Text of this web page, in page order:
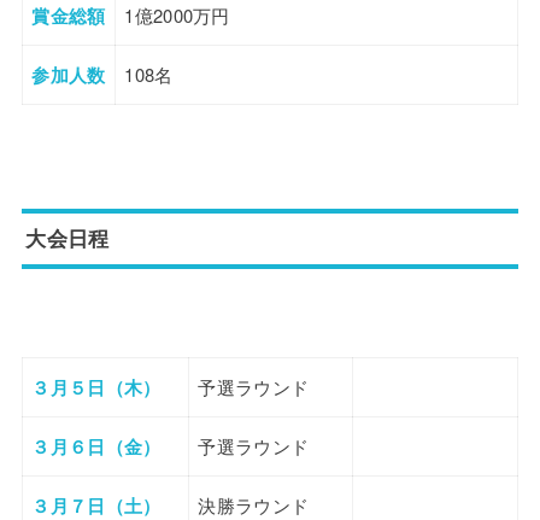
賞金総額 1億2000万円
参加人数 108名
大会日程
３月５日（木） 予選ラウンド
３月６日（金） 予選ラウンド
３月７日（土） 決勝ラウンド